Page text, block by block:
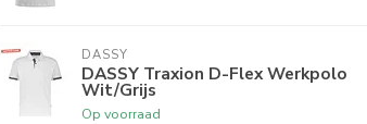
DASSY
DASSY Traxion D-Flex Werkpolo
Wit/Grijs
Op voorraad